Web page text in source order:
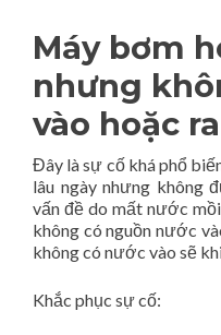
Máy bơm
nhưng
vào hoặc
Đây là sự cố khá phổ
lâu ngày nhưng không
vấn đề do mất nước
không có nguồn nước
không có nước vào sẽ
Khắc phục sự cố: